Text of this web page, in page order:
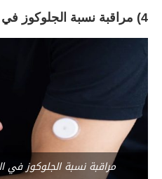
4) مراقبة نسبة الجلوكوز في الدم بعد الأكل (1-2 ساعة)
مراقبة نسبة الجلوكوز في الدم